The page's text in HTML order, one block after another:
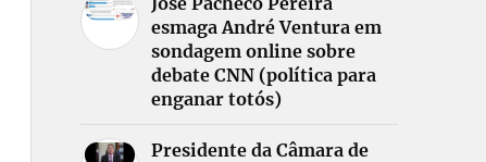
esmaga André Ventura em
sondagem online sobre
debate CNN (política para
enganar totós)
Presidente da Câmara de